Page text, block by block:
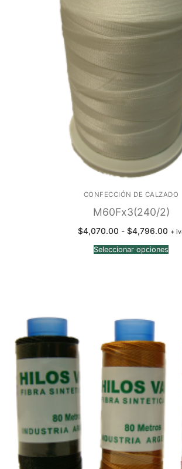
CONFECCIÓN DE CALZADO
M60Fx3(240/2)
$4,070.00 - $4,796.00 +
Seleccionar opciones